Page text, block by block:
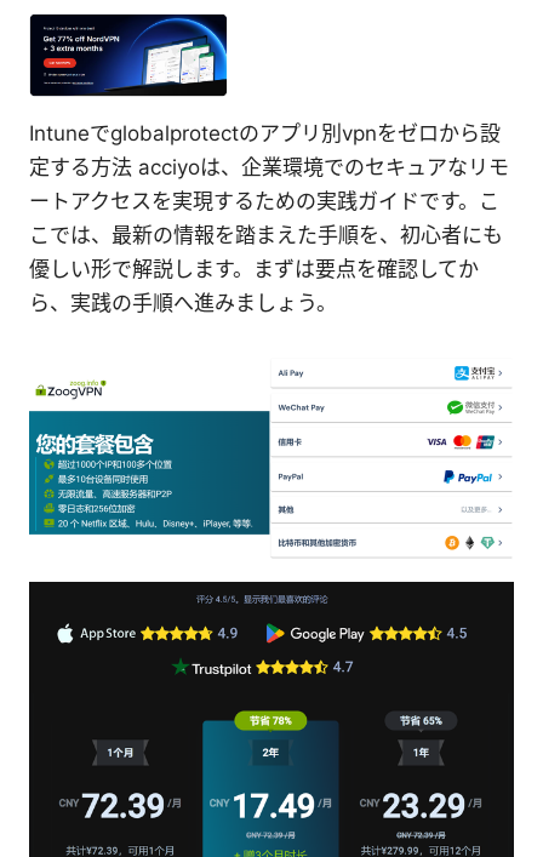
Intuneでglobalprotectのアプリ別vpnをゼロから設
定する方法 acciyoは、企業環境でのセキュアなリモ
ートアクセスを実現するための実践ガイドです。こ
こでは、最新の情報を踏まえた手順を、初心者にも
優しい形で解説します。まずは要点を確認してか
ら、実践の手順へ進みましょう。